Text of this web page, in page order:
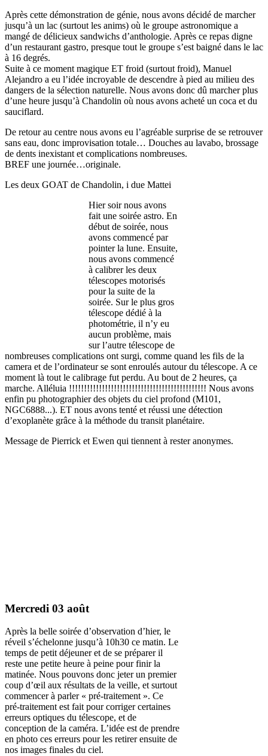
Après cette démonstration de génie, nous avons décidé de marcher
jusqu’à un lac (surtout les anims) où le groupe astronomique a
mangé de délicieux sandwichs d’anthologie. Après ce repas digne
d’un restaurant gastro, presque tout le groupe s’est baigné dans le lac
à 16 degrés.
Suite à ce moment magique ET froid (surtout froid), Manuel
Alejandro a eu l’idée incroyable de descendre à pied au milieu des
dangers de la sélection naturelle. Nous avons donc dû marcher plus
d’une heure jusqu’à Chandolin où nous avons acheté un coca et du
sauciflard.
De retour au centre nous avons eu l’agréable surprise de se retrouver
sans eau, donc improvisation totale… Douches au lavabo, brossage
de dents inexistant et complications nombreuses.
BREF une journée…originale.
Les deux GOAT de Chandolin, i due Mattei
Hier soir nous avons
fait une soirée astro. En
début de soirée, nous
avons commencé par
pointer la lune. Ensuite,
nous avons commencé
à calibrer les deux
télescopes motorisés
pour la suite de la
soirée. Sur le plus gros
télescope dédié à la
photométrie, il n’y eu
aucun problème, mais
sur l’autre télescope de
nombreuses complications ont surgi, comme quand les fils de la
camera et de l’ordinateur se sont enroulés autour du télescope. A ce
moment là tout le calibrage fut perdu. Au bout de 2 heures, ça
marche. Alléluia !!!!!!!!!!!!!!!!!!!!!!!!!!!!!!!!!!!!!!!!!!!!!! Nous avons
enfin pu photographier des objets du ciel profond (M101,
NGC6888...). ET nous avons tenté et réussi une détection
d’exoplanète grâce à la méthode du transit planétaire.
Message de Pierrick et Ewen qui tiennent à rester anonymes.
Mercredi 03 août
Après la belle soirée d’observation d’hier, le
réveil s’échelonne jusqu’à 10h30 ce matin. Le
temps de petit déjeuner et de se préparer il
reste une petite heure à peine pour finir la
matinée. Nous pouvons donc jeter un premier
coup d’œil aux résultats de la veille, et surtout
commencer à parler « pré-traitement ». Ce
pré-traitement est fait pour corriger certaines
erreurs optiques du télescope, et de
conception de la caméra. L’idée est de prendre
en photo ces erreurs pour les retirer ensuite de
nos images finales du ciel.